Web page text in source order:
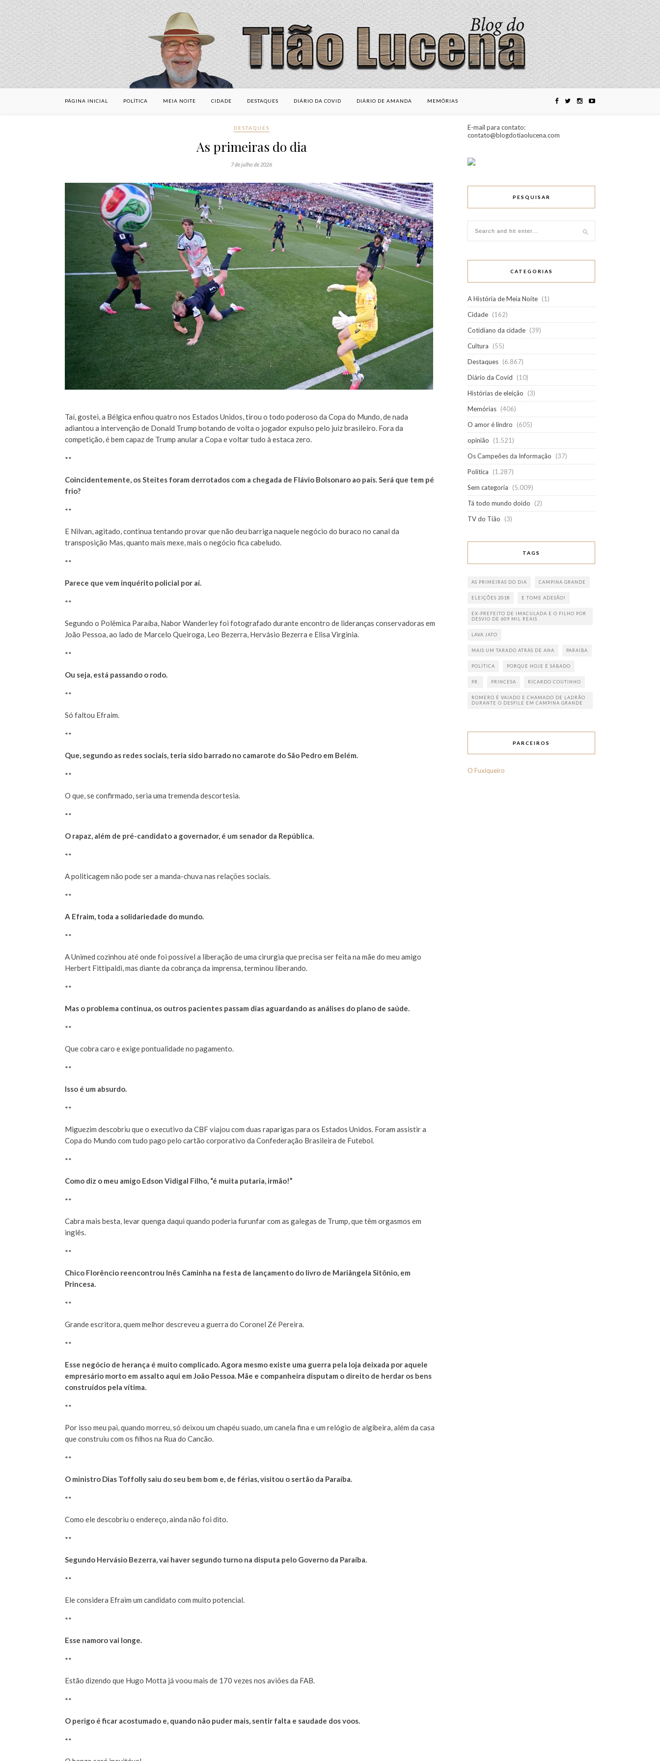
PÁGINA INICIAL POLÍTICA MEIA NOITE CIDADE DESTAQUES DIÁRIO DA COVID DIÁRIO DE AMANDA MEMÓRIAS
DESTAQUES
As primeiras do dia
7 de julho de 2026
Taí, gostei, a Bélgica enfiou quatro nos Estados Unidos, tirou o todo poderoso da Copa do Mundo, de nada
adiantou a intervenção de Donald Trump botando de volta o jogador expulso pelo juiz brasileiro. Fora da
competição, é bem capaz de Trump anular a Copa e voltar tudo à estaca zero.
**
Coincidentemente, os Steites foram derrotados com a chegada de Flávio Bolsonaro ao país. Será que tem pé
frio?
**
E Nilvan, agitado, continua tentando provar que não deu barriga naquele negócio do buraco no canal da
transposição Mas, quanto mais mexe, mais o negócio fica cabeludo.
**
Parece que vem inquérito policial por aí.
**
Segundo o Polêmica Paraíba, Nabor Wanderley foi fotografado durante encontro de lideranças conservadoras em
João Pessoa, ao lado de Marcelo Queiroga, Leo Bezerra, Hervásio Bezerra e Elisa Virginia.
**
Ou seja, está passando o rodo.
**
Só faltou Efraim.
**
Que, segundo as redes sociais, teria sido barrado no camarote do São Pedro em Belém.
**
O que, se confirmado, seria uma tremenda descortesia.
**
O rapaz, além de pré-candidato a governador, é um senador da República.
**
A politicagem não pode ser a manda-chuva nas relações sociais.
**
A Efraim, toda a solidariedade do mundo.
**
A Unimed cozinhou até onde foi possível a liberação de uma cirurgia que precisa ser feita na mãe do meu amigo
Herbert Fittipaldi, mas diante da cobrança da imprensa, terminou liberando.
**
Mas o problema continua, os outros pacientes passam dias aguardando as análises do plano de saúde.
**
Que cobra caro e exige pontualidade no pagamento.
**
Isso é um absurdo.
**
Miguezim descobriu que o executivo da CBF viajou com duas raparigas para os Estados Unidos. Foram assistir a
Copa do Mundo com tudo pago pelo cartão corporativo da Confederação Brasileira de Futebol.
**
Como diz o meu amigo Edson Vidigal Filho, “é muita putaria, irmão!”
**
Cabra mais besta, levar quenga daqui quando poderia furunfar com as galegas de Trump, que têm orgasmos em
inglês.
**
Chico Florêncio reencontrou Inês Caminha na festa de lançamento do livro de Mariângela Sitônio, em
Princesa.
**
Grande escritora, quem melhor descreveu a guerra do Coronel Zé Pereira.
**
Esse negócio de herança é muito complicado. Agora mesmo existe uma guerra pela loja deixada por aquele
empresário morto em assalto aqui em João Pessoa. Mãe e companheira disputam o direito de herdar os bens
construídos pela vítima.
**
Por isso meu pai, quando morreu, só deixou um chapéu suado, um canela fina e um relógio de algibeira, além da casa
que construiu com os filhos na Rua do Cancão.
**
O ministro Dias Toffolly saiu do seu bem bom e, de férias, visitou o sertão da Paraíba.
**
Como ele descobriu o endereço, ainda não foi dito.
**
Segundo Hervásio Bezerra, vai haver segundo turno na disputa pelo Governo da Paraíba.
**
Ele considera Efraim um candidato com muito potencial.
**
Esse namoro vai longe.
**
Estão dizendo que Hugo Motta já voou mais de 170 vezes nos aviões da FAB.
**
O perigo é ficar acostumado e, quando não puder mais, sentir falta e saudade dos voos.
**
E-mail para contato:
contato@blogdotiaolucena.com
PESQUISAR
CATEGORIAS
A História de Meia Noite (1)
Cidade (162)
Cotidiano da cidade (39)
Cultura
(55)
Destaques (6.867)
Diário da Covid
(10)
Histórias de eleição
(3)
Memórias (406)
O amor é lindro
(605)
opinião
(1.521)
Os Campeões da Informação
(37)
Política
(1.287)
Sem categoria
(5.009)
Tá todo mundo doido
(2)
TV do Tião
(3)
TAGS
AS PRIMEIRAS DO DIA CAMPINA GRANDE
ELEIÇÕES 2018 E TOME ADESÃO!
EX-PREFEITO DE IMACULADA E O FILHO POR
DESVIO DE 609 MIL REAIS
LAVA JATO
MAIS UM TARADO ATRÁS DE ANA PARAÍBA
POLÍTICA PORQUE HOJE É SÁBADO
PR. PRINCESA RICARDO COUTINHO
ROMERO É VAIADO E CHAMADO DE LADRÃO
DURANTE O DESFILE EM CAMPINA GRANDE
PARCEIROS
O Fuxiqueiro